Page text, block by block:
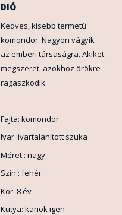
DIÓ
Kedves, kisebb termetű
komondor. Nagyon vágyik
az emberi társaságra. Akiket
megszeret, azokhoz örökre
ragaszkodik.
Fajta: komondor
Ivar :ivartalanított szuka
Méret : nagy
Szín : fehér
Kor: 8 év
Kutya: kanok igen